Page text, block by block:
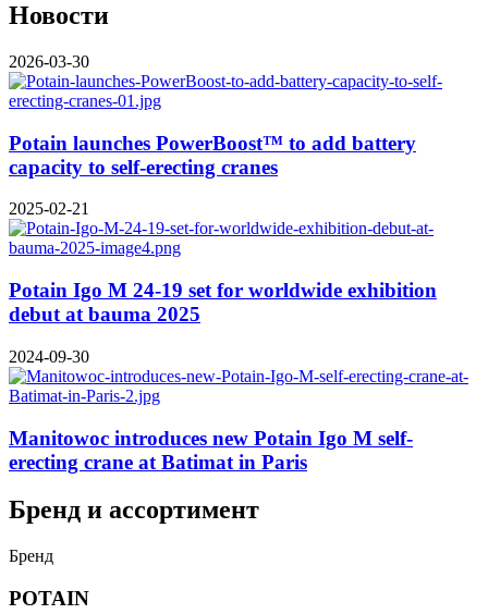
Новости
2026-03-30
Potain launches PowerBoost™ to add battery
capacity to self-erecting cranes
2025-02-21
Potain Igo M 24-19 set for worldwide exhibition
debut at bauma 2025
2024-09-30
Manitowoc introduces new Potain Igo M self-
erecting crane at Batimat in Paris
Бренд и ассортимент
Бренд
POTAIN